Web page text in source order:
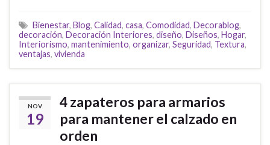
Bienestar, Blog, Calidad, casa, Comodidad, Decorablog,
decoración, Decoración Interiores, diseño, Diseños, Hogar,
Interiorismo, mantenimiento, organizar, Seguridad, Textura,
ventajas, vivienda
NOV
19
4 zapateros para armarios
para mantener el calzado en
orden